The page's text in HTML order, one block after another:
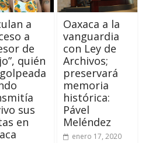
a
a
de
quién
sus
en
Oaxaca a la
vanguardia
con Ley de
Archivos;
preservará
memoria
histórica:
Pável
Meléndez
enero 17, 2020